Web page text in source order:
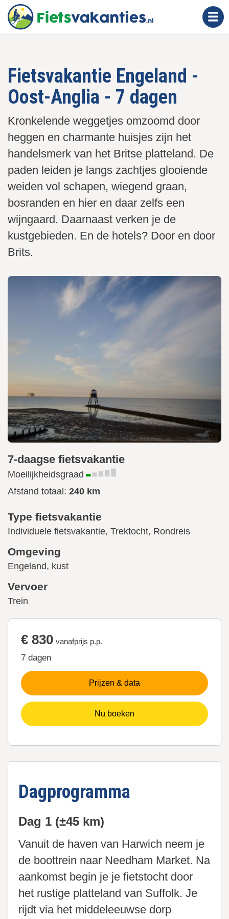
e
Fietsvakantie Engeland -
Oost-Anglia - 7 dagen
Kronkelende weggetjes omzoomd door
heggen en charmante huisjes zijn het
handelsmerk van het Britse platteland. De
paden leiden je langs zachtjes glooiende
weiden vol schapen, wiegend graan,
bosranden en hier en daar zelfs een
wijngaard. Daarnaast verken je de
kustgebieden. En de hotels? Door en door
Brits.
7-daagse fietsvakantie
Moeilijkheidsgraad
Afstand totaal: 240 km
Type fietsvakantie
Individuele fietsvakantie, Trektocht, Rondreis
Omgeving
Engeland, kust
Vervoer
Trein
€ 830 vanafprijs p.p.
7 dagen
Prijzen & data
Nu boeken
Dagprogramma
Dag 1 (±45 km)
Vanuit de haven van Harwich neem je
de boottrein naar Needham Market. Na
aankomst begin je je fietstocht door
het rustige platteland van Suffolk. Je
rijdt via het middeleeuwse dorp